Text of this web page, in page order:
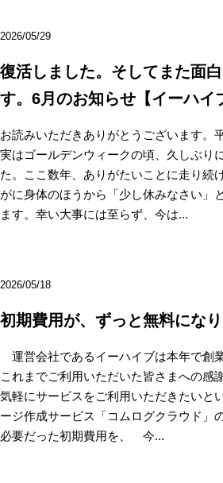
2026/05/29
復活しました。そしてまた面
す。6月のお知らせ【イーハイ
お読みいただきありがとうございます。
実はゴールデンウィークの頃、久しぶり
た。ここ数年、ありがたいことに走り続
がに身体のほうから「少し休みなさい」
ます。幸い大事には至らず、今は...
2026/05/18
初期費用が、ずっと無料にな
運営会社であるイーハイブは本年で創
これまでご利用いただいた皆さまへの
気軽にサービスをご利用いただきたいと
ージ作成サービス「コムログクラウド
必要だった初期費用を、 今...